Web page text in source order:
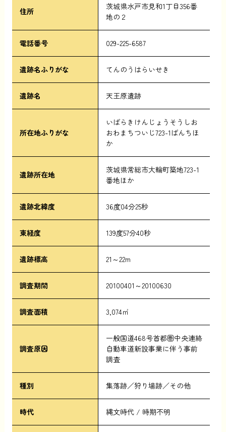
住所
茨城県水戸市見和1丁目356番
地の２
電話番号 029-225-6587
遺跡名ふりがな てんのうはらいせき
遺跡名 天王原遺跡
所在地ふりがな
いばらきけんじょうそうしお
おわまちついじ723-1ばんちほ
か
遺跡所在地
茨城県常総市大輪町築地723-1
番地ほか
遺跡北緯度 36度04分25秒
東経度 139度57分40秒
遺跡標高 21～22m
調査期間 20100401～20100630
調査面積 3,074㎡
調査原因
一般国道468号首都圏中央連絡
自動車道新設事業に伴う事前
調査
種別 集落跡／狩り場跡／その他
時代 縄文時代 時期不明